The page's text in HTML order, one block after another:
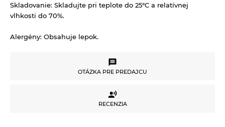
Skladovanie: Skladujte pri teplote do 25°C a relatívnej
vlhkosti do 70%.
Alergény: Obsahuje lepok.
OTÁZKA PRE PREDAJCU
OTÁZKA PRE PREDAJCU
RECENZIA